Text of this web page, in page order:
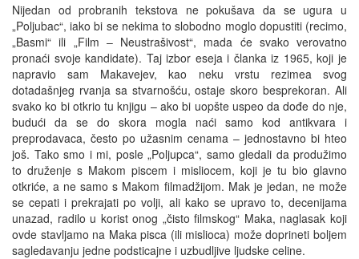
Nijedan od probranih tekstova ne pokušava da se ugura u
„Poljubac“, iako bi se nekima to slobodno moglo dopustiti (recimo,
„Basmi“ ili „Film – Neustrašivost“, mada će svako verovatno
pronaći svoje kandidate). Taj izbor eseja i članka iz 1965, koji je
napravio sam Makavejev, kao neku vrstu rezimea svog
dotadašnjeg rvanja sa stvarnošću, ostaje skoro besprekoran. Ali
svako ko bi otkrio tu knjigu – ako bi uopšte uspeo da dođe do nje,
budući da se do skora mogla naći samo kod antikvara i
preprodavaca, često po užasnim cenama – jednostavno bi hteo
još. Tako smo i mi, posle „Poljupca“, samo gledali da produžimo
to druženje s Makom piscem i misliocem, koji je tu bio glavno
otkriće, a ne samo s Makom filmadžijom. Mak je jedan, ne može
se cepati i prekrajati po volji, ali kako se upravo to, decenijama
unazad, radilo u korist onog „čisto filmskog“ Maka, naglasak koji
ovde stavljamo na Maka pisca (ili mislioca) može doprineti boljem
sagledavanju jedne podsticajne i uzbudljive ljudske celine.